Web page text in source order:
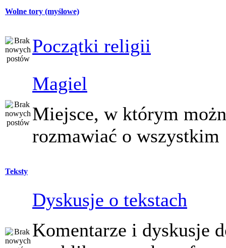
Wolne tory (myślowe)
Początki religii
Magiel
Miejsce, w którym
rozmawiać o wszystkim
Teksty
Dyskusje o tekstach
Komentarze i dyskusje